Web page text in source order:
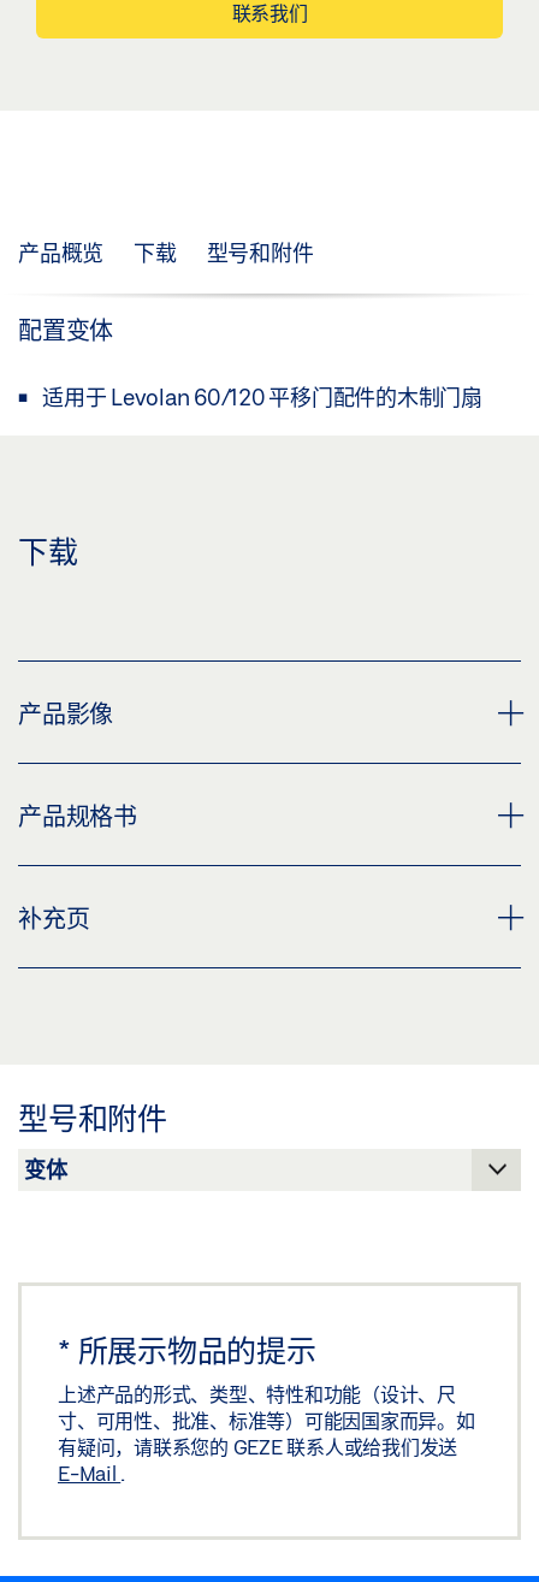
联系我们
产品概览 下载 型号和附件
配置变体
适用于 Levolan 60/120 平移门配件的木制门扇
下载
产品影像
门夹型材 LEVOLAN
标签义务: © GEZE GmbH
产品规格书
固定木门/金属门的夹紧型材 产品规格书 ZH
补充页
型号和附件
* 所展示物品的提示
上述产品的形式、类型、特性和功能（设计、尺
寸、可用性、批准、标准等）可能因国家而异。如
有疑问，请联系您的 GEZE 联系人或给我们发送
E-Mail .